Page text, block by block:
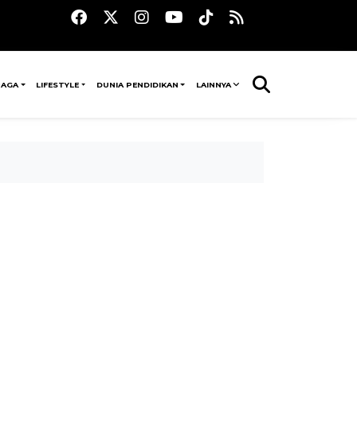
LIFESTYLE DUNIA PENDIDIKAN LAINNYA